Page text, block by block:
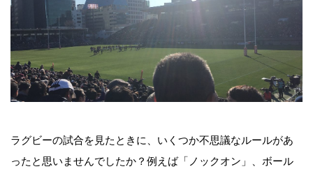
ラグビーの試合を見たときに、いくつか不思議なルールがあ
ったと思いませんでしたか？例えば「ノックオン」、ボール